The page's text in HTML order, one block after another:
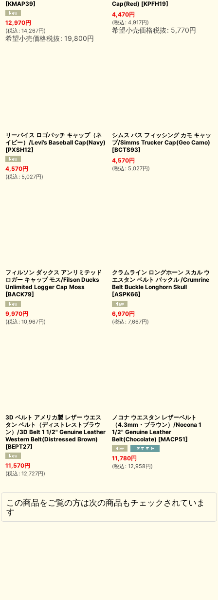
[KMAP39]
12,970円
(税込 : 14,267円)
希望小売価格税抜: 19,800円
Cap(Red) [KPFH19]
4,470円
(税込 : 4,917円)
希望小売価格税抜: 5,770円
リーバイス ロゴパッチ キャップ（ネ
イビー）/Levi's Baseball Cap(Navy)
[PXSH12]
4,570円
(税込 : 5,027円)
シムス バス フィッシング カモ キャッ
プ/Simms Trucker Cap(Geo Camo)
[BCTS93]
4,570円
(税込 : 5,027円)
フィルソン ダックス アンリミテッド
ロガー キャップ モス/Filson Ducks
Unlimited Logger Cap Moss
[BACK79]
9,970円
(税込 : 10,967円)
クラムライン ロングホーン スカル ウ
エスタン ベルト バックル /Crumrine
Belt Buckle Longhorn Skull
[ASPK66]
6,970円
(税込 : 7,667円)
3D ベルト アメリカ製 レザー ウエス
タン ベルト（ディストレストブラウ
ン）/3D Belt 1 1/2" Genuine Leather
Western Belt(Distressed Brown)
[BEPT27]
11,570円
(税込 : 12,727円)
ノコナ ウエスタン レザーベルト
（4.3mm・ブラウン）/Nocona 1
1/2" Genuine Leather
Belt(Chocolate) [MACP51]
11,780円
(税込 : 12,958円)
この商品をご覧の方は次の商品もチェックされていま
す